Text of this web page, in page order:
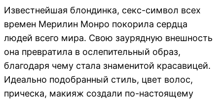
Известнейшая блондинка, секс-символ всех
времен Мерилин Монро покорила сердца
людей всего мира. Свою заурядную внешность
она превратила в ослепительный образ,
благодаря чему стала знаменитой красавицей.
Идеально подобранный стиль, цвет волос,
прическа, макияж создали по-настоящему